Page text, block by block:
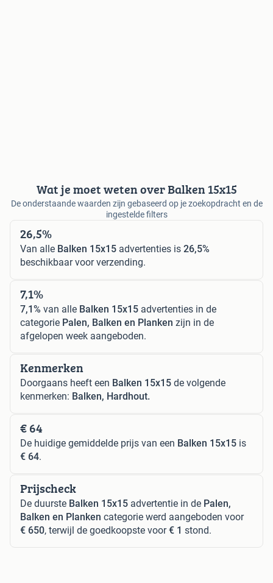
Wat je moet weten over Balken 15x15
De onderstaande waarden zijn gebaseerd op je zoekopdracht en de
ingestelde filters
26,5%
Van alle Balken 15x15 advertenties is 26,5%
beschikbaar voor verzending.
7,1%
7,1% van alle Balken 15x15 advertenties in de
categorie Palen, Balken en Planken zijn in de
afgelopen week aangeboden.
Kenmerken
Doorgaans heeft een Balken 15x15 de volgende
kenmerken: Balken, Hardhout.
€ 64
De huidige gemiddelde prijs van een Balken 15x15 is
€ 64.
Prijscheck
De duurste Balken 15x15 advertentie in de Palen,
Balken en Planken categorie werd aangeboden voor
€ 650, terwijl de goedkoopste voor€ 1 stond.